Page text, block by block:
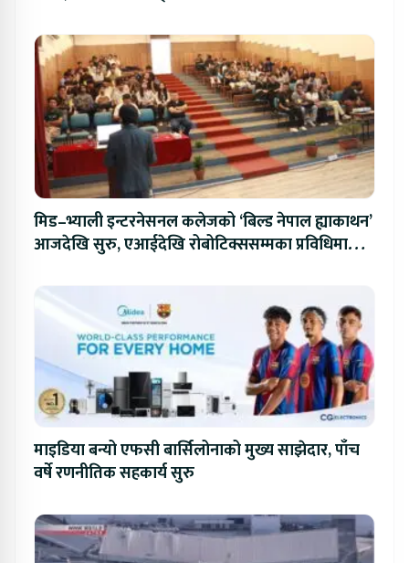
मिड–भ्याली इन्टरनेसनल कलेजको ‘बिल्ड नेपाल ह्याकाथन’
आजदेखि सुरु, एआईदेखि रोबोटिक्ससम्मका प्रविधिमा
माइडिया बन्यो एफसी बार्सिलोनाको मुख्य साझेदार, पाँच
वर्षे रणनीतिक सहकार्य सुरु